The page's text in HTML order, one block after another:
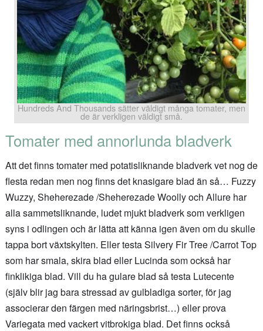
Hundreds And Thousands sätter väldigt många tomater, men
de är verkligen väldigt små.
Tomater med annorlunda bladverk
Att det finns tomater med potatisliknande bladverk vet nog de
flesta redan men nog finns det knasigare blad än så… Fuzzy
Wuzzy, Sheherezade/SheherezadeWoolly och Allure har
alla sammetsliknande, ludet mjukt bladverk som verkligen
syns i odlingen och är lätta att känna igen även om du skulle
tappa bort växtskylten. Eller testa Silvery Fir Tree /Carrot Top
som har smala, skira blad eller Lucinda som också har
finklikiga blad. Vill du ha gulare blad så testa Lutecente
(själv blir jag bara stressad av gulbladiga sorter, för jag
associerar den färgen med näringsbrist…) eller prova
Variegata med vackert vitbrokiga blad. Det finns också